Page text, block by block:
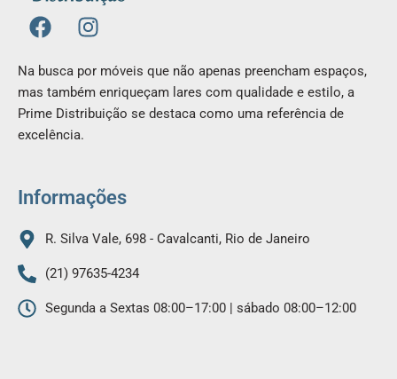
F
a
c
e
b
o
o
I
n
t
a
g
m
Na busca por móveis que não apenas preencham espaços,
mas também enriqueçam lares com qualidade e estilo, a
Prime Distribuição se destaca como uma referência de
excelência.
Informações
R. Silva Vale, 698 - Cavalcanti, Rio de Janeiro
(21) 97635-4234
Segunda a Sextas 08:00–17:00 | sábado 08:00–12:00